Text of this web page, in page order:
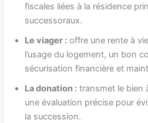
fiscales liées à la résidence
successoraux.
Le viager : offre une rente à
l’usage du logement, un bon
sécurisation financière et
La donation : transmet le bien
une évaluation précise pour
la succession.